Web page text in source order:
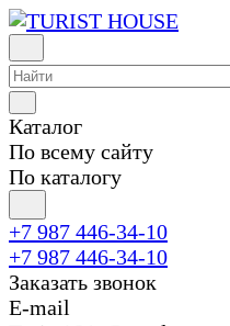
Каталог
По всему сайту
По каталогу
+7 987 446-34-10
+7 987 446-34-10
Заказать звонок
E-mail